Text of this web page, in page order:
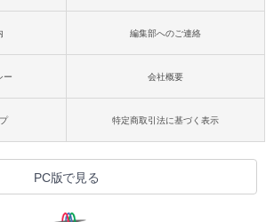
編集部へのご連絡
ー 会社概要
特定商取引法に基づく表示
PC版で見る